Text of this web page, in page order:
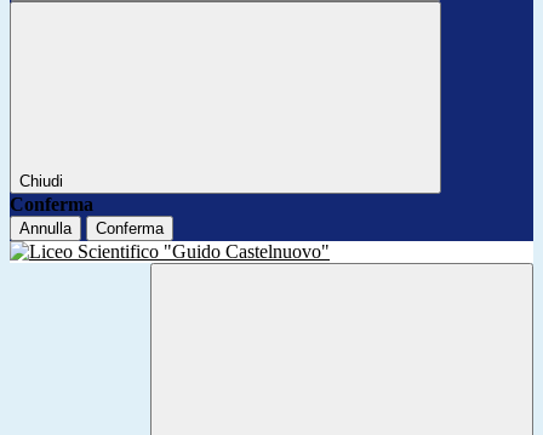
Chiudi
Conferma
Annulla Conferma